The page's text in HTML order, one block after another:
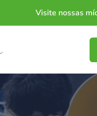
Visite nossas